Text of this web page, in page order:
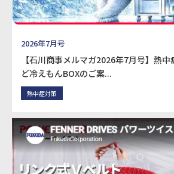
2026年7月号
【石川商事メルマガ2026年7月号】熱中
ど冷えもんBOXのご案...
熱中症対策